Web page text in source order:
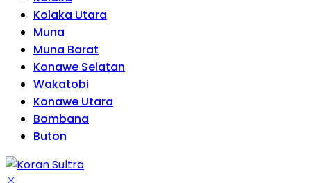
Kolaka Utara
Muna
Muna Barat
Konawe Selatan
Wakatobi
Konawe Utara
Bombana
Buton